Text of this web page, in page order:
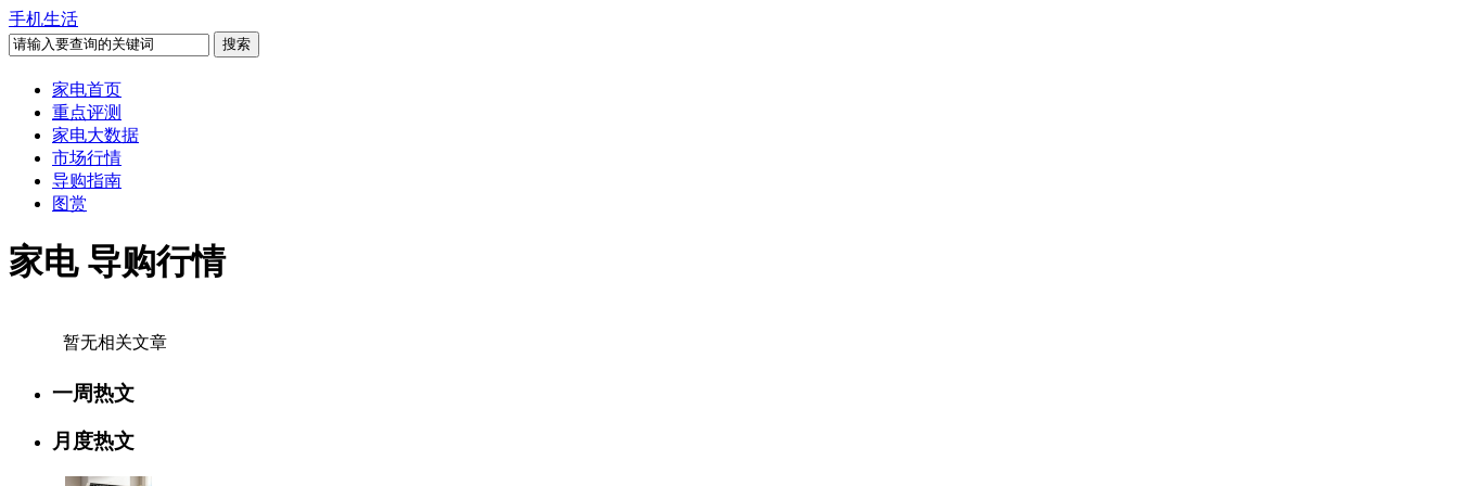
手机生活
家电首页
重点评测
家电大数据
市场行情
导购指南
图赏
家电 导购行情
暂无相关文章
一周热文
月度热文